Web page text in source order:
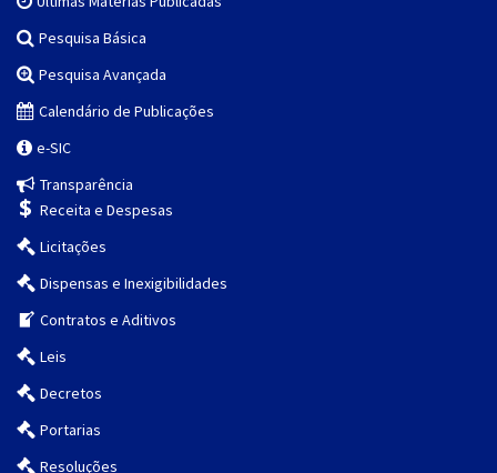
Pesquisa Básica
Pesquisa Avançada
Calendário de Publicações
e-SIC
Transparência
Receita e Despesas
Licitações
Dispensas e Inexigibilidades
Contratos e Aditivos
Leis
Decretos
Portarias
Resoluções